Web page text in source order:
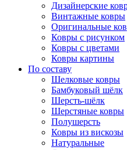
Дизайнерские
Винтажные ковры
Оригинальные
Ковры с рисунком
Ковры с цветами
Ковры картины
По составу
Шелковые ковры
Бамбуковый шёлк
Шерсть-шёлк
Шерстяные ковры
Полушерсть
Ковры из вискозы
Натуральные